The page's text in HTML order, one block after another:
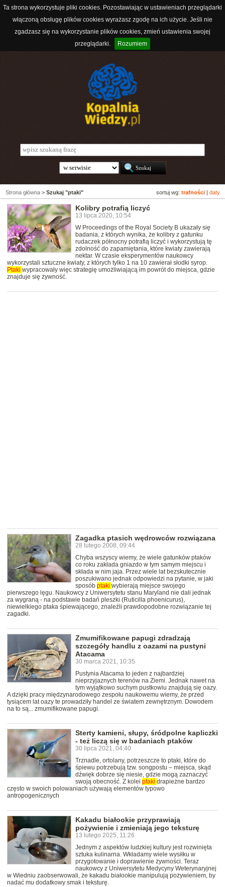
Ta strona wykorzystuje pliki cookies. Pozostawiając w ustawieniach przeglądarki
włączoną obsługę plików cookies wyrażasz zgodę na ich użycie. Jeśli nie
zgadzasz się na wykorzystanie plików cookies, zmień ustawienia swojej
przeglądarki.
Rozumiem
sortuj wg: trafności daty
Strona główna > Szukaj "ptaki"
Kolibry potrafią liczyć
13 lipca 2020, 10:54
W Proceedings of the Royal Society B ukazały się
badania, z których wynika, że kolibry z gatunku
rudaczek północny potrafią liczyć i wykorzystują tę
zdolność do zapamiętania, które kwiaty zawierają
nektar. W czasie eksperymentów naukowcy
wykorzystali sztuczne kwiaty, z których tylko 1 na 10 zawierał słodki syrop.
Ptaki wypracowały więc strategię umożliwiającą im powrót do miejsca, gdzie
znajduje się żywność.
Zagadka ptasich wędrowców rozwiązana
28 lutego 2008, 09:44
Chyba wszyscy wiemy, że wiele gatunków ptaków
co roku zakłada gniazdo w tym samym miejscu i
składa w nim jaja. Przez wiele lat bezskutecznie
poszukiwano jednak odpowiedzi na pytanie, w jaki
sposób ptaki wybierają miejsce swojego
pierwszego lęgu. Naukowcy z Uniwersytetu stanu Maryland nie dali jednak
za wygraną - na podstawie badań pleszki (Ruticilla phoenicurus),
niewielkiego ptaka śpiewającego, znaleźli prawdopodobne rozwiązanie tej
zagadki.
Zmumifikowane papugi zdradzają
szczegóły handlu z oazami na pustyni
Atacama
30 marca 2021, 10:35
Pustynia Atacama to jeden z najbardziej
nieprzyjaznych terenów na Ziemi. Jednak nawet na
tym wyjątkowo suchym pustkowiu znajdują się oazy.
A dzięki pracy międzynarodowego zespołu naukowemu wiemy, że przed
tysiącem lat oazy te prowadziły handel ze światem zewnętrznym. Dowodem
na to są... zmumifikowane papugi.
Sterty kamieni, słupy, śródpolne kapliczki
- też liczą się w badaniach ptaków
30 lipca 2021, 04:40
Trznadle, ortolany, potrzeszcze to ptaki, które do
śpiewu potrzebują tzw. songpostu – miejsca, skąd
dźwięk dobrze się niesie, gdzie mogą zaznaczyć
swoją obecność. Z kolei ptaki drapieżne bardzo
często w swoich polowaniach używają elementów typowo
antropogenicznych
Kakadu białookie przyprawiają
pożywienie i zmieniają jego teksturę
13 lutego 2025, 11:26
Jednym z aspektów ludzkiej kultury jest rozwinięta
sztuka kulinarna. Wkładamy wiele wysiłku w
przygotowanie i doprawienie żywności. Teraz
naukowcy z Uniwersytetu Medycyny Weterynaryjnej
w Wiedniu zaobserwowali, że kakadu białookie manipulują pożywieniem, by
nadać mu dodatkowy smak i teksturę.